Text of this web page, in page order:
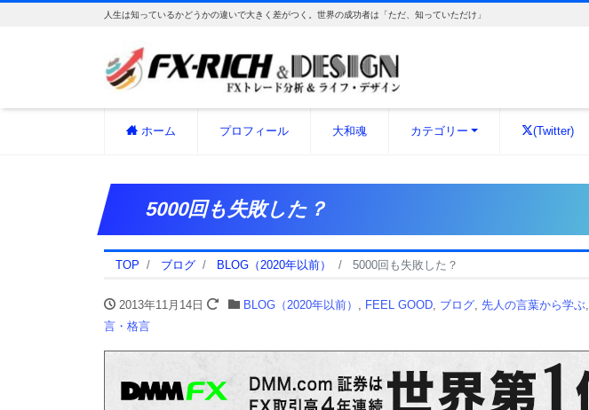
人生は知っているかどうかの違いで大きく差がつく。世界の成功者は「ただ、知っていただけ」
ホーム プロフィール 大和魂 カテゴリー (Twitter)
5000回も失敗した？
TOP ブログ BLOG（2020年以前） 5000回も失敗した？
2013年11月14日 BLOG（2020年以前） , FEEL GOOD, ブログ, 先人の言葉から学ぶ,
言・格言